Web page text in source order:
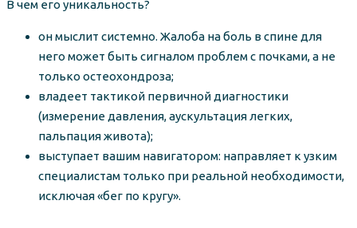
В чем его уникальность?
он мыслит системно. Жалоба на боль в спине для
него может быть сигналом проблем с почками, а не
только остеохондроза;
владеет тактикой первичной диагностики
(измерение давления, аускультация легких,
пальпация живота);
выступает вашим навигатором: направляет к узким
специалистам только при реальной необходимости,
исключая «бег по кругу».